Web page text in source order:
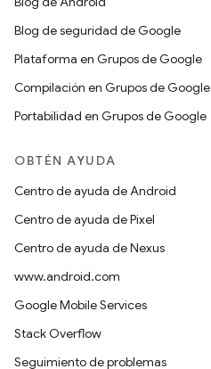
Blog de seguridad de Google
Plataforma en Grupos de Google
Compilación en Grupos de Google
Portabilidad en Grupos de Google
OBTÉN AYUDA
Centro de ayuda de Android
Centro de ayuda de Pixel
Centro de ayuda de Nexus
www.android.com
Google Mobile Services
Stack Overflow
Seguimiento de problemas